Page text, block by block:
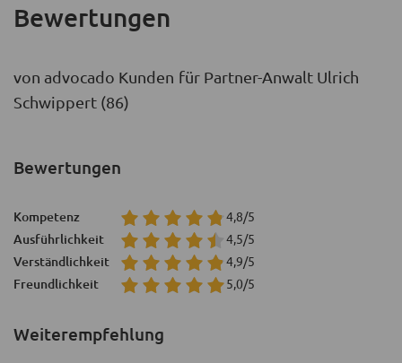
Bewertungen
von advocado Kunden für Partner-Anwalt Ulrich
Schwippert (86)
Weiterempfehlung
Bewertungen
Kompetenz 4,8/5
Ausführlichkeit 4,5/5
Verständlichkeit 4,9/5
Freundlichkeit 5,0/5